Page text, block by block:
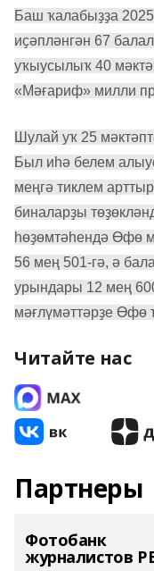
Баш ҡалабыҙҙа
иҫәпләнгән 67
уҡыусылыҡ 40
«Мәғариф» милли
Шулай уҡ 25
Был иһә белем
меңгә тиклем
биналарҙы
һөҙөмтәһендә Өфө
56 мең 501-гә, ә
урындары 12 мең
мәғлүмәттәрҙе Өфө
Читайте нас
Партнеры
Фотобанк
журналистов